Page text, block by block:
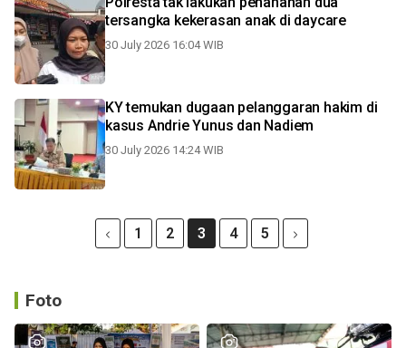
tersangka kekerasan anak di daycare
30 July 2026 16:04 WIB
KY temukan dugaan pelanggaran hakim di
kasus Andrie Yunus dan Nadiem
30 July 2026 14:24 WIB
1 2 3 4 5
Foto